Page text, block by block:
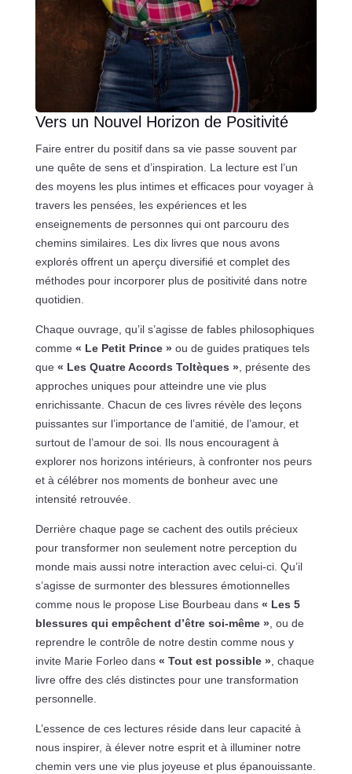
Vers un Nouvel Horizon de Positivité
Faire entrer du positif dans sa vie passe souvent par
une quête de sens et d’inspiration. La lecture est l’un
des moyens les plus intimes et efficaces pour voyager à
travers les pensées, les expériences et les
enseignements de personnes qui ont parcouru des
chemins similaires. Les dix livres que nous avons
explorés offrent un aperçu diversifié et complet des
méthodes pour incorporer plus de positivité dans notre
quotidien.
Chaque ouvrage, qu’il s’agisse de fables philosophiques
comme « Le Petit Prince »ou de guides pratiques tels
que « Les Quatre Accords Toltèques », présente des
approches uniques pour atteindre une vie plus
enrichissante. Chacun de ces livres révèle des leçons
puissantes sur l’importance de l’amitié, de l’amour, et
surtout de l’amour de soi. Ils nous encouragent à
explorer nos horizons intérieurs, à confronter nos peurs
et à célébrer nos moments de bonheur avec une
intensité retrouvée.
Derrière chaque page se cachent des outils précieux
pour transformer non seulement notre perception du
monde mais aussi notre interaction avec celui-ci. Qu’il
s’agisse de surmonter des blessures émotionnelles
comme nous le propose Lise Bourbeau dans « Les 5
blessures qui empêchent d’être soi-même », ou de
reprendre le contrôle de notre destin comme nous y
invite Marie Forleo dans « Tout est possible », chaque
livre offre des clés distinctes pour une transformation
personnelle.
L’essence de ces lectures réside dans leur capacité à
nous inspirer, à élever notre esprit et à illuminer notre
chemin vers une vie plus joyeuse et plus épanouissante.